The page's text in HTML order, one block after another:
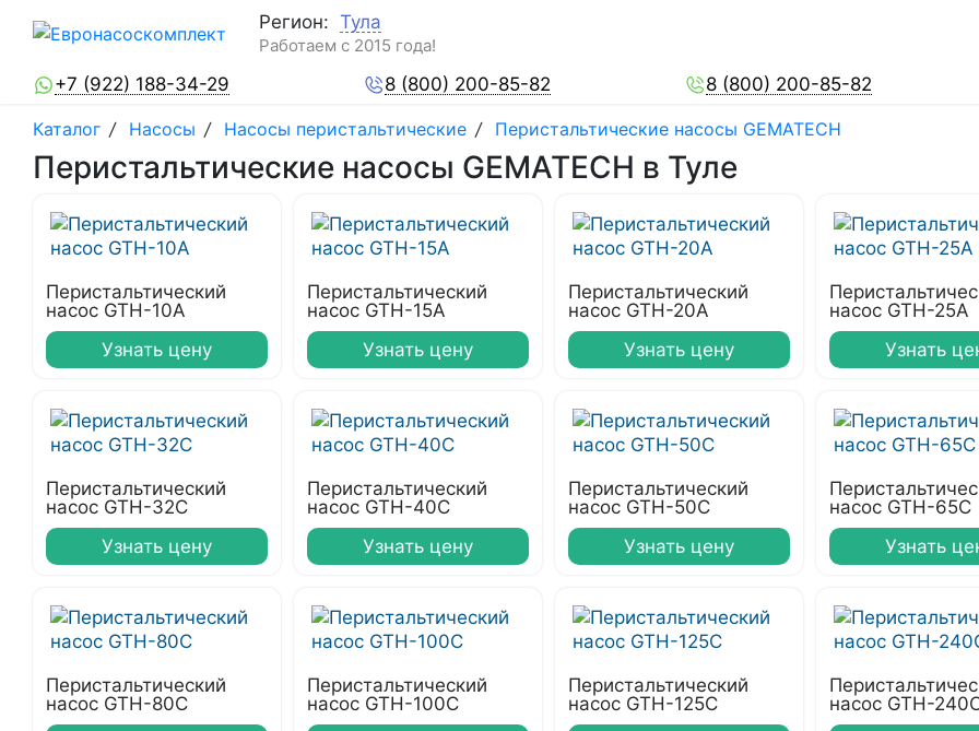
Регион: Тула
Работаем с 2015 года!
+7 (922) 188-34-29 8 (800) 200-85-82 8 (800) 200-85-82
Каталог / Насосы / Насосы перистальтические / Перистальтические насосы GEMATECH
Перистальтические насосы GEMATECH в Туле
Перистальтический
насос GTH-10A
Узнать цену
Перистальтический
насос GTH-15A
Узнать цену
Перистальтический
насос GTH-20A
Узнать цену
насос GTH-25А
Узнать
Перистальтический
насос GTH-32C
Узнать цену
Перистальтический
насос GTH-40C
Узнать цену
Перистальтический
насос GTH-50C
Узнать цену
насос GTH-65C
Узнать
Перистальтический
насос GTH-80C
Перистальтический
насос GTH-100C
Перистальтический
насос GTH-125C
насос GTH-